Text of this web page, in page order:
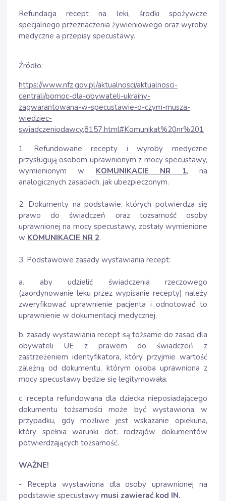
Refundacja recept na leki, środki spożywcze
specjalnego przeznaczenia żywieniowego oraz wyroby
medyczne a przepisy specustawy.
Źródło:
https://www.nfz.gov.pl/aktualnosci/aktualnosci-
centrali/pomoc-dla-obywateli-ukrainy-
zagwarantowana-w-specustawie-o-czym-musza-
wiedziec-
swiadczeniodawcy,8157.html#Komunikat%20nr%201
1. Refundowane recepty i wyroby medyczne
przysługują osobom uprawnionym z mocy specustawy,
wymienionym w KOMUNIKACIE NR 1, na
analogicznych zasadach, jak ubezpieczonym.
2. Dokumenty na podstawie, których potwierdza się
prawo do świadczeń oraz tożsamość osoby
uprawnionej na mocy specustawy, zostały wymienione
w KOMUNIKACIE NR 2.
3. Podstawowe zasady wystawiania recept:
a. aby udzielić świadczenia rzeczowego
(zaordynowanie leku przez wypisanie recepty) należy
zweryfikować uprawnienie pacjenta i odnotować to
uprawnienie w dokumentacji medycznej.
b. zasady wystawiania recept są tożsame do zasad dla
obywateli UE z prawem do świadczeń z
zastrzeżeniem identyfikatora, który przyjmie wartość
zależną od dokumentu, którym osoba uprawniona z
mocy specustawy będzie się legitymowała.
c. recepta refundowana dla dziecka nieposiadającego
dokumentu tożsamości może być wystawiona w
przypadku, gdy możliwe jest wskazanie opiekuna,
który spełnia warunki dot. rodzajów dokumentów
potwierdzających tożsamość.
WAŻNE!
- Recepta wystawiona dla osoby uprawnionej na
podstawie specustawy musi zawierać kod IN.